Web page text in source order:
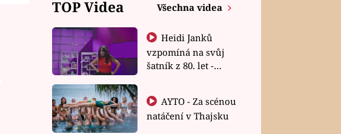
TOP Videa Všechna videa
Heidi Janků
vzpomíná na svůj
šatník z 80. let -
natáčení v Thajsku